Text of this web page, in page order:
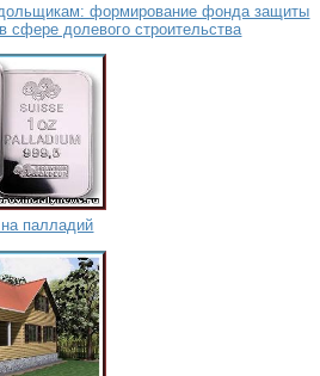
формирование фонда защиты
сфере долевого строительства
палладий